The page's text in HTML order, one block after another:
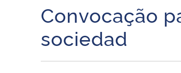
Secretaria de Governo
Gabinete de
Início do conteúdo
Convocação
sociedad